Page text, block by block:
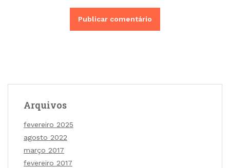
Arquivos
fevereiro 2025
agosto 2022
março 2017
fevereiro 2017